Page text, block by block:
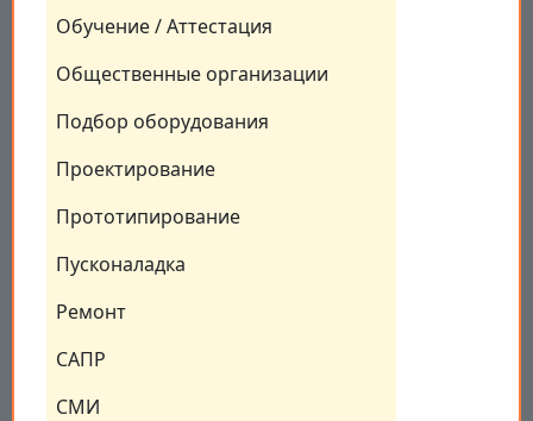
Обучение / Аттестация
Общественные организации
Подбор оборудования
Проектирование
Прототипирование
Пусконаладка
Ремонт
САПР
СМИ